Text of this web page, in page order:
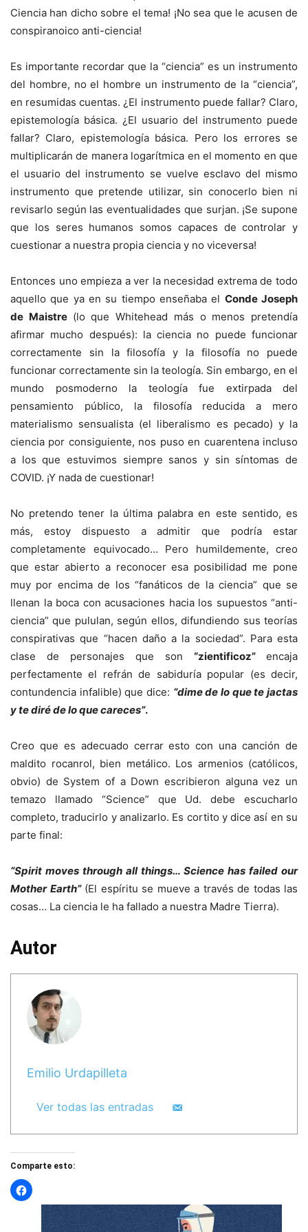
Ciencia han dicho sobre el tema! ¡No sea que le acusen de
conspiranoico anti-ciencia!
Es importante recordar que la “ciencia” es un instrumento
del hombre, no el hombre un instrumento de la “ciencia”,
en resumidas cuentas. ¿El instrumento puede fallar? Claro,
epistemología básica. ¿El usuario del instrumento puede
fallar? Claro, epistemología básica. Pero los errores se
multiplicarán de manera logarítmica en el momento en que
el usuario del instrumento se vuelve esclavo del mismo
instrumento que pretende utilizar, sin conocerlo bien ni
revisarlo según las eventualidades que surjan. ¡Se supone
que los seres humanos somos capaces de controlar y
cuestionar a nuestra propia ciencia y no viceversa!
Entonces uno empieza a ver la necesidad extrema de todo
aquello que ya en su tiempo enseñaba el Conde Joseph
de Maistre (lo que Whitehead más o menos pretendía
afirmar mucho después): la ciencia no puede funcionar
correctamente sin la filosofía y la filosofía no puede
funcionar correctamente sin la teología. Sin embargo, en el
mundo posmoderno la teología fue extirpada del
pensamiento público, la filosofía reducida a mero
materialismo sensualista (el liberalismo es pecado) y la
ciencia por consiguiente, nos puso en cuarentena incluso
a los que estuvimos siempre sanos y sin síntomas de
COVID. ¡Y nada de cuestionar!
No pretendo tener la última palabra en este sentido, es
más, estoy dispuesto a admitir que podría estar
completamente equivocado… Pero humildemente, creo
que estar abierto a reconocer esa posibilidad me pone
muy por encima de los “fanáticos de la ciencia” que se
llenan la boca con acusaciones hacia los supuestos “anti-
ciencia” que pululan, según ellos, difundiendo sus teorías
conspirativas que “hacen daño a la sociedad”. Para esta
clase de personajes que son “zientificoz” encaja
perfectamente el refrán de sabiduría popular (es decir,
contundencia infalible) que dice: “dime de lo que te jactas
y te diré de lo que careces”.
Creo que es adecuado cerrar esto con una canción de
maldito rocanrol, bien metálico. Los armenios (católicos,
obvio) de System of a Down escribieron alguna vez un
temazo llamado “Science” que Ud. debe escucharlo
completo, traducirlo y analizarlo. Es cortito y dice así en su
parte final:
“Spirit moves through all things… Science has failed our
Mother Earth”(El espíritu se mueve a través de todas las
cosas… La ciencia le ha fallado a nuestra Madre Tierra).
Autor
Emilio Urdapilleta
Ver todas las entradas
Comparte esto: